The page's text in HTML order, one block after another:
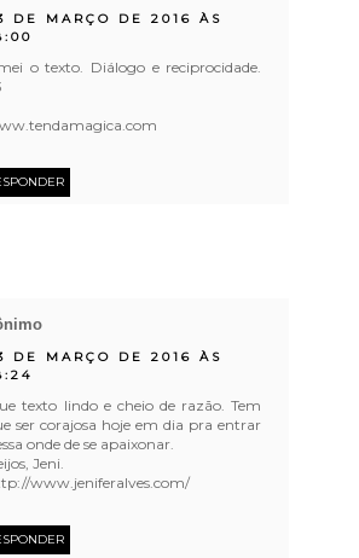
DE MARÇO DE 2016 ÀS
o texto. Diálogo e reciprocidade.
DE MARÇO DE 2016 ÀS
texto lindo e cheio de razão. Tem
ser corajosa hoje em dia pra entrar
onde de se apaixonar.
Jeni.
www.jeniferalves.com/